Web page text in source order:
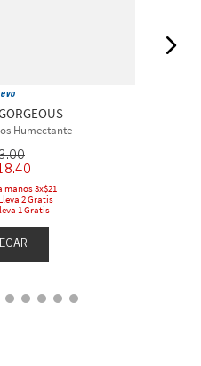
Humectante
.00
.40
manos 3x$21
2 Gratis
1 Gratis